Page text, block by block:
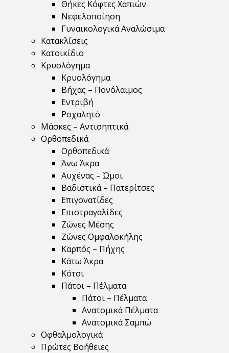
Θήκες Κόφτες Χαπιών
Νεφελοποίηση
Γυναικολογικά Αναλώσιμα
Κατακλίσεις
Κατοικίδιο
Κρυολόγημα
Κρυολόγημα
Βήχας – Πονόλαιμος
Εντριβή
Ροχαλητό
Μάσκες – Αντισηπτικά
Ορθοπεδικά
Ορθοπεδικά
Άνω Άκρα
Αυχένας – Ώμοι
Βαδιστικά – Πατερίτσες
Επιγονατίδες
Επιστραγαλίδες
Ζώνες Μέσης
Ζώνες Ομφαλοκήλης
Καρπός – Πήχης
Κάτω Άκρα
Κότσι
Πάτοι – Πέλματα
Πάτοι – Πέλματα
Ανατομικά Πέλματα
Ανατομικά Σαμπώ
Οφθαλμολογικά
Πρώτες Βοήθειες